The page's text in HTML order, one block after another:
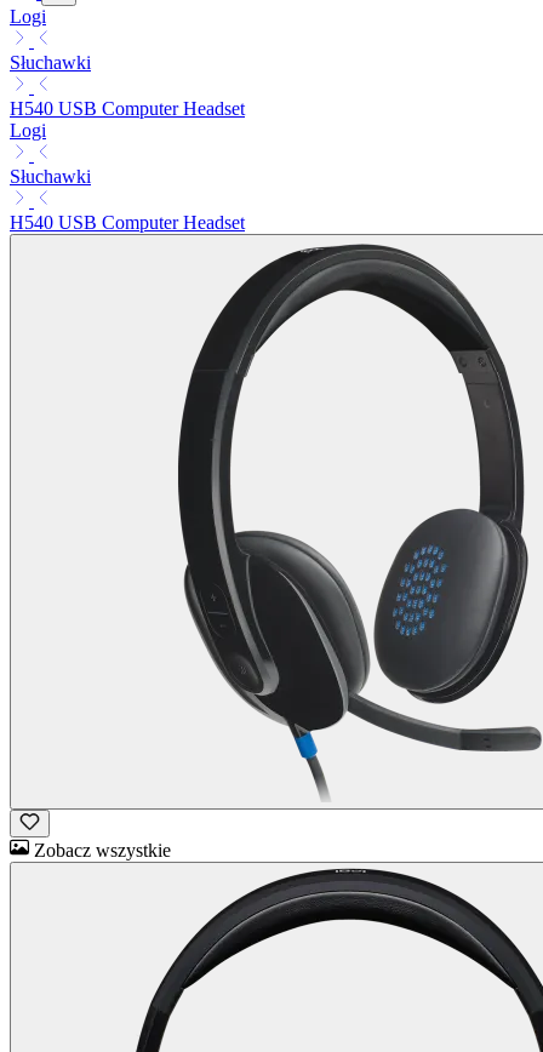
Logi
Słuchawki
H540 USB Computer Headset
Logi
Słuchawki
H540 USB Computer Headset
Zobacz wszystkie